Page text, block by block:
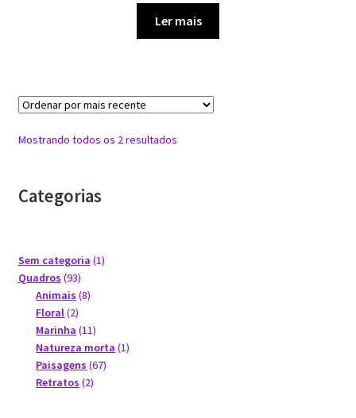
Ler mais
Mostrando todos os 2 resultadosClassificado
Categorias
Sem categoria 11
Quadros 9393
produtos
Animais 88
Floral 22
produtos
Marinha 1111
produtos
Natureza morta 11
Paisagens 6767
Retratos 22